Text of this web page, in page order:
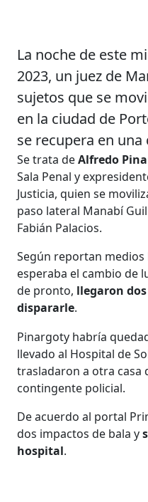
La noche de este
2023, un juez de
sujetos que se
en la ciudad de
se recupera en una
Se trata deAlfredo
Sala Penal y
Justicia, quien se
paso lateral Manabí
Fabián Palacios.
Según reportan
esperaba el cambio de
de pronto, llegaron
dispararle.
Pinargoty habría
llevado al Hospital de
trasladaron a otra casa
contingente policial.
De acuerdo al portal
dos impactos de bala y
hospital.